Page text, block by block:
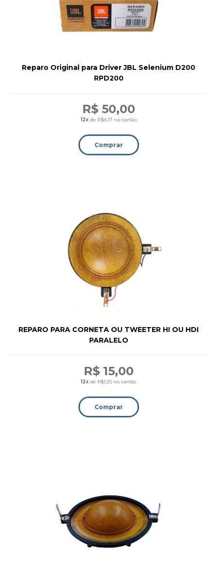
Reparo Original para Driver JBL Selenium D200
RPD200
R$ 50,00
12xde R$4,17 no cartão
Comprar
REPARO PARA CORNETA OU TWEETER HI OU HDI
PARALELO
R$ 15,00
12x de R$1,25 no cartão
Comprar